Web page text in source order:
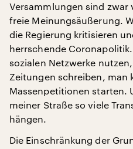
Versammlungen sind
freie Meinungsäußerung.
die Regierung kritisieren
herrschende
sozialen Netzwerke
Zeitungen schreiben, man
Massenpetitionen starten.
meiner Straße so viele
hängen.
Die Einschränkung der